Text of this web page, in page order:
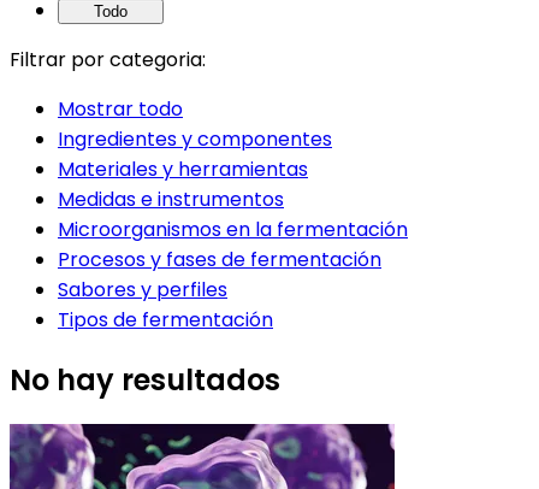
Todo
Filtrar por categoria:
Mostrar todo
Ingredientes y componentes
Materiales y herramientas
Medidas e instrumentos
Microorganismos en la fermentación
Procesos y fases de fermentación
Sabores y perfiles
Tipos de fermentación
No hay resultados